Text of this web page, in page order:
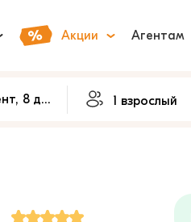
Акции Агентам